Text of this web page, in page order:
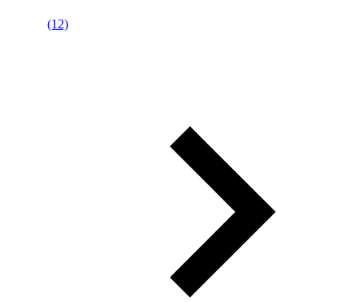
(12)